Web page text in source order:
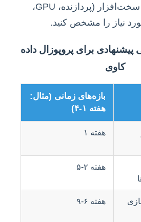
SPSS Modeler)، سخت‌افزار (پردازنده، GPU،
نیاز را مشخص کنید.
پیشنهادی برای پروپوزال داده
کاوی
بازه‌های زمانی (مثال:
هفته ۱-۴)
هفته ۱
هفته ۲-۵
هفته ۶-۹